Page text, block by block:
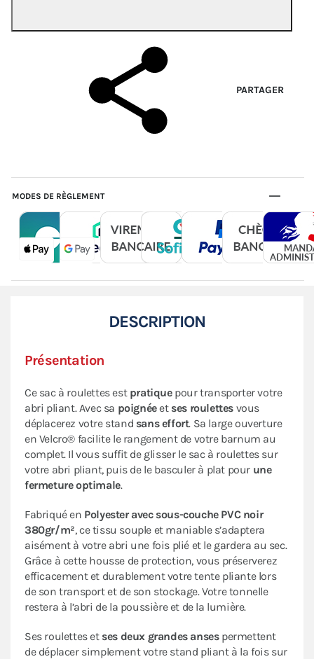
PARTAGER
MODES DE RÈGLEMENT
DESCRIPTION
Présentation
Ce sac à roulettes est pratiquepour transporter votre
abri pliant. Avec sa poignéeet ses roulettes vous
déplacerez votre stand sans effort. Sa large ouverture
en Velcro® facilite le rangement de votre barnum au
complet. Il vous suffit de glisser le sac à roulettes sur
votre abri pliant, puis de le basculer à plat pour une
fermeture optimale.
Fabriqué en Polyester avec sous-couche PVC noir
380gr/m², ce tissu souple et maniable s’adaptera
aisément à votre abri une fois plié et le gardera au sec.
Grâce à cette housse de protection, vous préserverez
efficacement et durablement votre tente pliante lors
de son transport et de son stockage. Votre tonnelle
restera à l’abri de la poussière et de la lumière.
Ses roulettes et ses deux grandes ansespermettent
de déplacer simplement votre stand pliant à la fois sur